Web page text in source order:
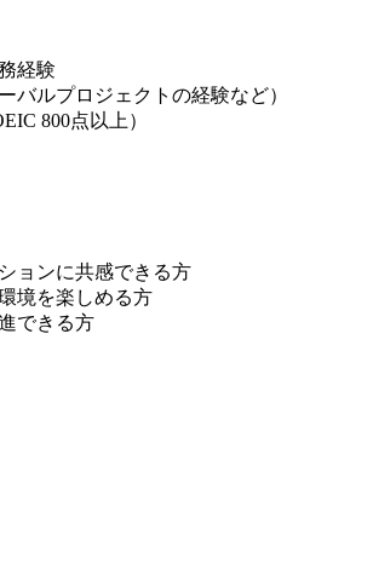
経験
バルプロジェクトの経験など）
800点以上）
ョンに共感できる方
境を楽しめる方
できる方